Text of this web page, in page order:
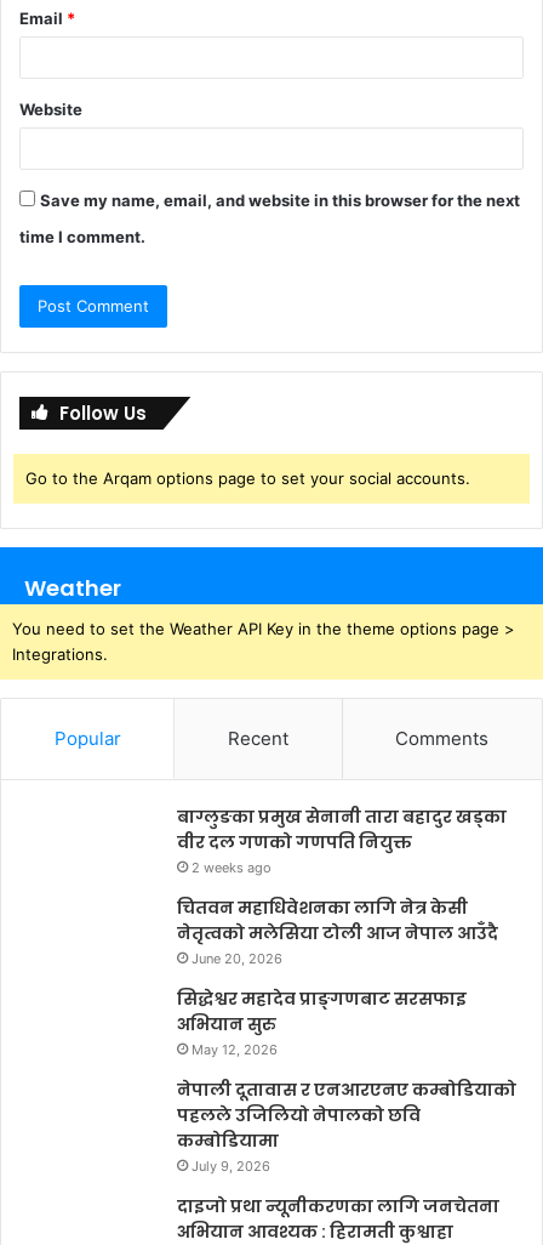
Email *
Website
Save my name, email, and website in this browser for the next
time I comment.
Follow Us
Go to the Arqam options page to set your social accounts.
Weather
You need to set the Weather API Key in the theme options page >
Integrations.
Popular Recent Comments
बाग्लुङका प्रमुख सेनानी तारा बहादुर खड्का
वीर दल गणको गणपति नियुक्त
2 weeks ago
चितवन महाधिवेशनका लागि नेत्र केसी
नेतृत्वको मलेसिया टोली आज नेपाल आउँदै
June 20, 2026
सिद्धेश्वर महादेव प्राङ्गणबाट सरसफाइ
अभियान सुरु
May 12, 2026
नेपाली दूतावास र एनआरएनए कम्बोडियाको
पहलले उजिलियो नेपालको छवि
कम्बोडियामा
July 9, 2026
दाइजो प्रथा न्यूनीकरणका लागि जनचेतना
अभियान आवश्यक : हिरामती कुश्वाहा